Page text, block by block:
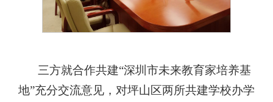
三方就合作共建“深圳市未来教育家培养基
地”充分交流意见，对坪山区两所共建学校办学